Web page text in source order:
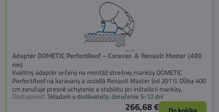
Adaptér DOMETIC PerfectRoof – Caravan & Renault Master (400
cm)
Kvalitný adaptér určený na montáž strešnej markízy DOMETIC
PerfectRoof na karavany a vozidlá Renault Master (od 2011). Dĺžka 400
cm zaručuje presné uchytenie a stabilitu pri inštalácii markízy.
Dostupnosť: Skladom u dodávateľa: doručenie 5-12 dní
266,68 €